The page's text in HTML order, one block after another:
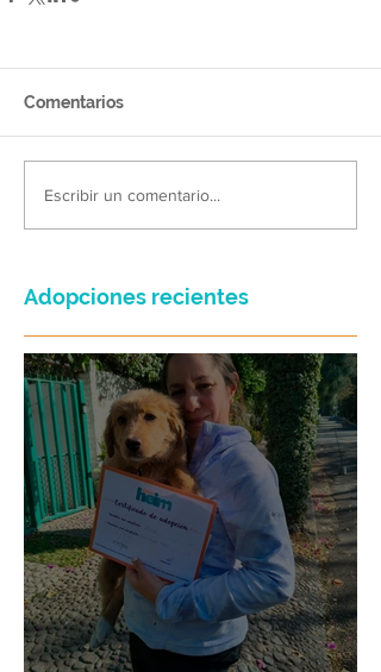
Comentarios
Escribir un comentario...
Adopciones recientes